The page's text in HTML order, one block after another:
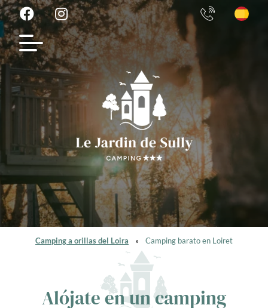
Camping a orillas del Loira » Camping barato en Loiret
Alójate en un camping